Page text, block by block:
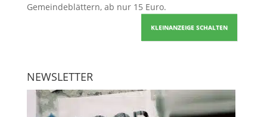
Gemeindeblättern, ab nur 15 Euro.
KLEINANZEIGE SCHALTEN
NEWSLETTER